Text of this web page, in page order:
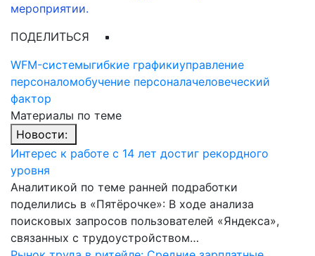
мероприятии.
WFM-системыгибкие графикиуправление
персоналомобучение персоналачеловеческий
фактор
ПОДЕЛИТЬСЯ
Материалы по теме
Новости:
Интерес к работе с 14 лет достиг рекордного
уровня
Аналитикой по теме ранней подработки
поделились в «Пятёрочке»: В ходе анализа
поисковых запросов пользователей «Яндекса»,
связанных с трудоустройством…